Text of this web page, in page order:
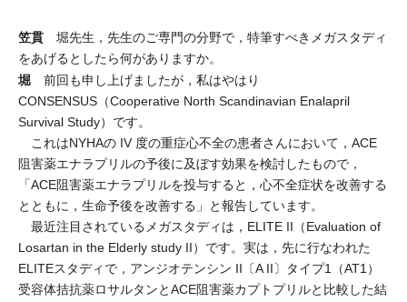
笠貫 堀先生，先生のご専門の分野で，特筆すべきメガスタディ
をあげるとしたら何がありますか。
堀 前回も申し上げましたが，私はやはり
CONSENSUS（Cooperative North Scandinavian Enalapril
Survival Study）です。
これはNYHAの IV 度の重症心不全の患者さんにおいて，ACE
阻害薬エナラプリルの予後に及ぼす効果を検討したもので，
「ACE阻害薬エナラプリルを投与すると，心不全症状を改善する
とともに，生命予後を改善する」と報告しています。
最近注目されているメガスタディは，ELITE II（Evaluation of
Losartan in the Elderly study II）です。実は，先に行なわれた
ELITEスタディで，アンジオテンシン II〔A II〕タイプ1（AT1）
受容体拮抗薬ロサルタンとACE阻害薬カプトプリルと比較した結